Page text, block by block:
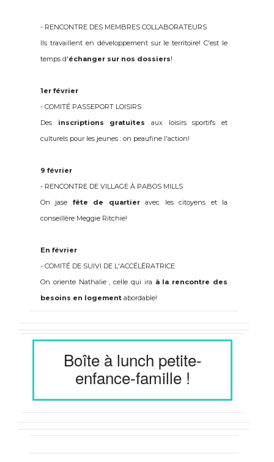
- RENCONTRE DES MEMBRES COLLABORATEURS
Ils travaillent en développement sur le territoire! C'est le
temps d'échanger sur nos dossiers!
1er février
- COMITÉ PASSEPORT LOISIRS
Des inscriptions gratuitesaux loisirs sportifs et
culturels pour les jeunes : on peaufine l'action!
9 février
- RENCONTRE DE VILLAGE À PABOS MILLS
On jase fête de quartieravec les citoyens et la
conseillère Meggie Ritchie!
En février
- COMITÉ DE SUIVI DE L'ACCÉLÉRATRICE
On oriente Nathalie , celle qui ira à la rencontre des
besoins en logement abordable!
Boîte à lunch petite-
enfance-famille !